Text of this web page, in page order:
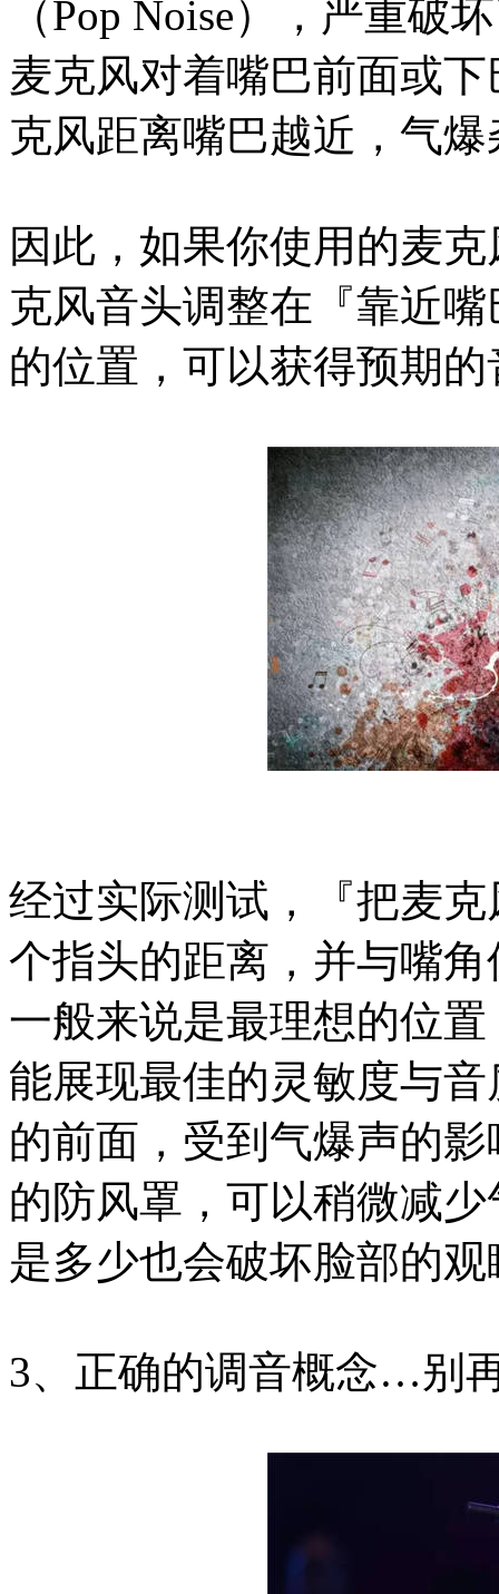
（Pop Noise），严重破
麦克风对着嘴巴前面或
克风距离嘴巴越近，气
因此，如果你使用的麦
克风音头调整在『靠近
的位置，可以获得预期
经过实际测试，『把麦
个指头的距离，并与嘴
一般来说是最理想的位
能展现最佳的灵敏度与
的前面，受到气爆声的
的防风罩，可以稍微减
是多少也会破坏脸部的
3、正确的调音概念…别